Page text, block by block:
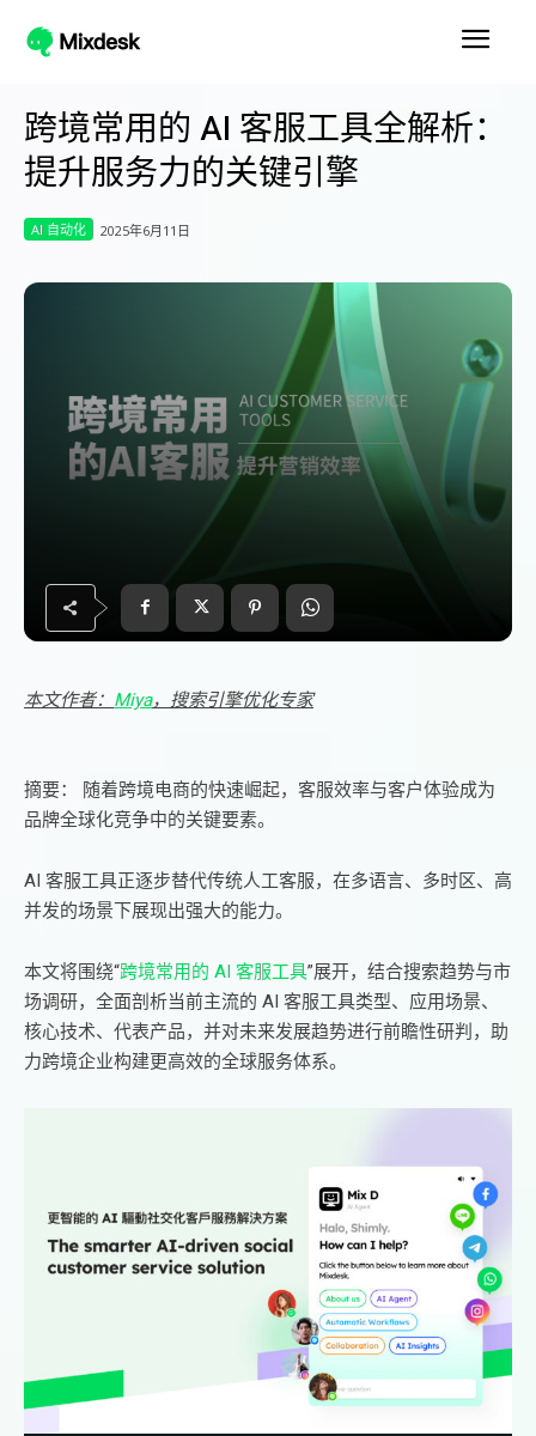
跨境常用的 AI 客服工具全解析：
提升服务力的关键引擎
AI 自动化 2025年6月11日
本文作者： Miya，搜索引擎优化专家
摘要： 随着跨境电商的快速崛起，客服效率与客户体验成为
品牌全球化竞争中的关键要素。
AI 客服工具正逐步替代传统人工客服，在多语言、多时区、高
并发的场景下展现出强大的能力。
本文将围绕“跨境常用的 AI 客服工具”展开，结合搜索趋势与市
场调研，全面剖析当前主流的 AI 客服工具类型、应用场景、
核心技术、代表产品，并对未来发展趋势进行前瞻性研判，助
力跨境企业构建更高效的全球服务体系。